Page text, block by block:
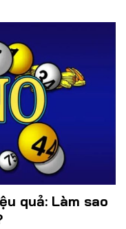
quả: Làm sao